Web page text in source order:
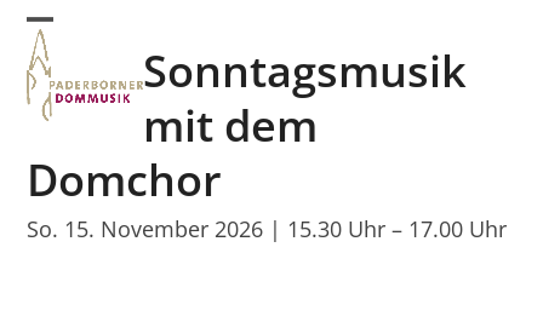
Skip
content
Open
mobile
menu
Close
mobile
menu
Sonntagsmusik
mit dem
Domchor
So. 15. November 2026 | 15.30 Uhr – 17.00 Uhr